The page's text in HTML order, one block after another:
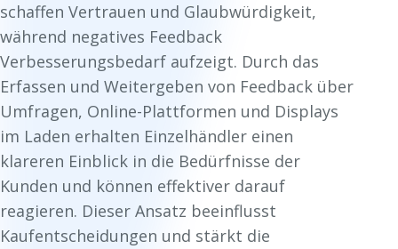
schaffen Vertrauen und Glaubwürdigkeit,
während negatives Feedback
Verbesserungsbedarf aufzeigt. Durch das
Erfassen und Weitergeben von Feedback über
Umfragen, Online-Plattformen und Displays
im Laden erhalten Einzelhändler einen
klareren Einblick in die Bedürfnisse der
Kunden und können effektiver darauf
reagieren. Dieser Ansatz beeinflusst
Kaufentscheidungen und stärkt die